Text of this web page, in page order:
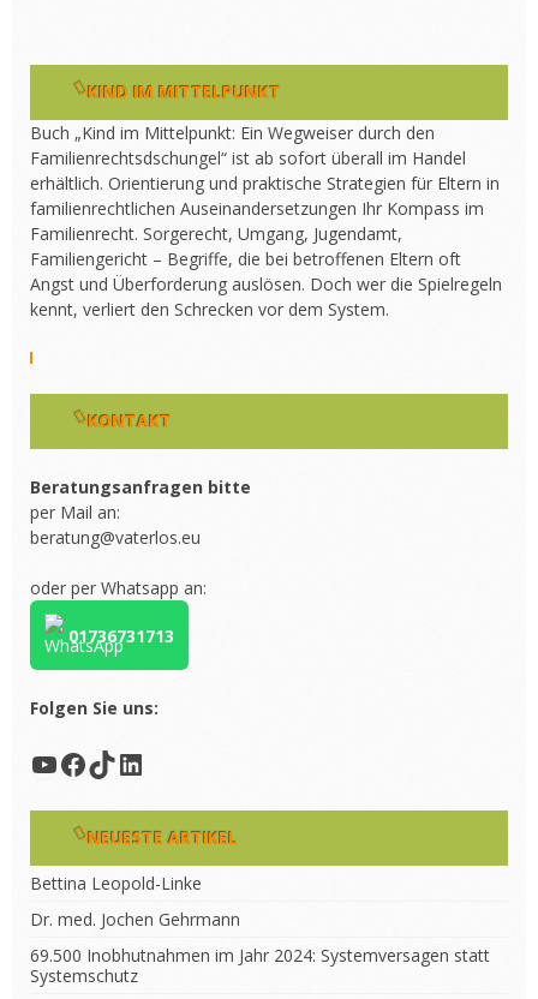
KIND IM MITTELPUNKT
Buch „Kind im Mittelpunkt: Ein Wegweiser durch den
Familienrechtsdschungel“ ist ab sofort überall im Handel
erhältlich. Orientierung und praktische Strategien für Eltern in
familienrechtlichen Auseinandersetzungen Ihr Kompass im
Familienrecht. Sorgerecht, Umgang, Jugendamt,
Familiengericht – Begriffe, die bei betroffenen Eltern oft
Angst und Überforderung auslösen. Doch wer die Spielregeln
kennt, verliert den Schrecken vor dem System.
KONTAKT
Beratungsanfragen bitte
per Mail an:
beratung@vaterlos.eu
oder per Whatsapp an:
01736731713
Folgen Sie uns:
YouTube
Facebook
TikTok
LinkedIn
NEUESTE ARTIKEL
Bettina Leopold-Linke
Dr. med. Jochen Gehrmann
69.500 Inobhutnahmen im Jahr 2024: Systemversagen statt
Systemschutz